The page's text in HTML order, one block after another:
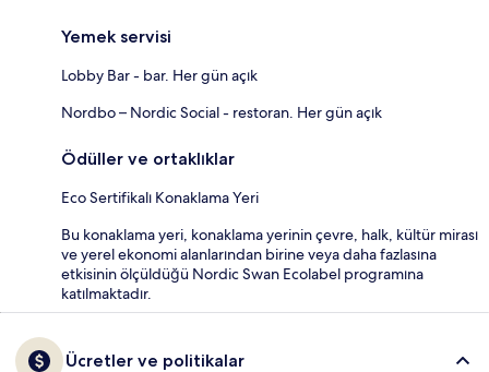
Yemek servisi
Lobby Bar - bar. Her gün açık
Nordbo – Nordic Social - restoran. Her gün açık
Ödüller ve ortaklıklar
Eco Sertifikalı Konaklama Yeri
Bu konaklama yeri, konaklama yerinin çevre, halk, kültür mirası
ve yerel ekonomi alanlarından birine veya daha fazlasına
etkisinin ölçüldüğü Nordic Swan Ecolabel programına
katılmaktadır.
Ücretler ve politikalar